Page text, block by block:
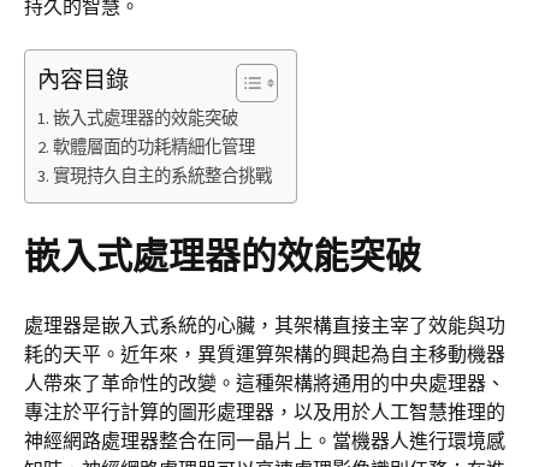
持久的智慧。
內容目錄
嵌入式處理器的效能突破
軟體層面的功耗精細化管理
實現持久自主的系統整合挑戰
嵌入式處理器的效能突破
處理器是嵌入式系統的心臟，其架構直接主宰了效能與功
耗的天平。近年來，異質運算架構的興起為自主移動機器
人帶來了革命性的改變。這種架構將通用的中央處理器、
專注於平行計算的圖形處理器，以及用於人工智慧推理的
神經網路處理器整合在同一晶片上。當機器人進行環境感